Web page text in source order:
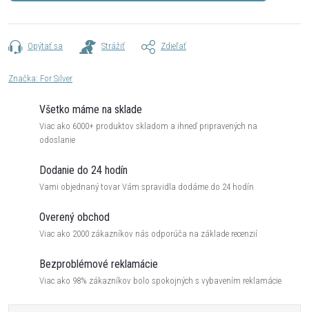
Opýtať sa Strážiť Zdieľať
Značka: For Silver
Všetko máme na sklade
Viac ako 6000+ produktov skladom a ihneď pripravených na
odoslanie
Dodanie do 24 hodín
Vami objednaný tovar Vám spravidla dodáme do 24 hodín
Overený obchod
Viac ako 2000 zákazníkov nás odporúča na základe recenzií
Bezproblémové reklamácie
Viac ako 98% zákazníkov bolo spokojných s vybavením reklamácie